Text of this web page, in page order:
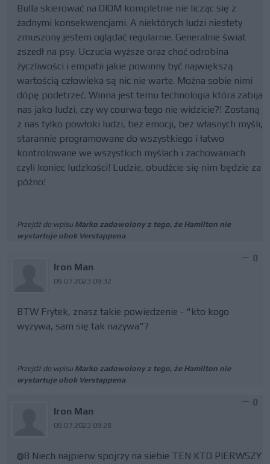
Bulla skierować na OIOM kompletnie nie licząc się z
żadnymi konsekwencjami. A niektórych ludzi niestety
zmuszony jestem oglądać regularnie. Generalnie świat
zszedł na psy. Uczucia wyższe oraz choć odrobina
życzliwości i empatii jakie powinny być największą
wartością człowieka są nic nie warte. Można sobie nimi
dópę podetrzeć. Winna jest temu technologia która zabija
nas jako ludzi, czy wy courwa tego nie widzicie?! Zostaną
z nas tylko powłoki ludzi, bez emocji, bez własnych myśli,
starannie programowane do wszystkiego i łatwo
kontrolowane we wszystkich myślach i zachowaniach
czyli koniec ludzkości! Ludzie, obudźcie się nim będzie za
późno!
Przejdź do wpisu Marko zadowolony z tego, że Hamilton nie
wystartuje obok Verstappena
Iron Man
09.07.2023 09:32
0
BTW Frytek, znasz takie powiedzenie - "kto kogo
wyzywa, sam się tak nazywa"?
Przejdź do wpisu Marko zadowolony z tego, że Hamilton nie
wystartuje obok Verstappena
Iron Man
09.07.2023 09:28
0
@8 Niech najpierw spojrzy na siebie TEN KTO PIERWSZY